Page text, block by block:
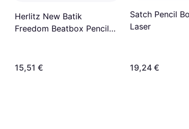
Herlitz New Batik
Freedom Beatbox Pencil
15,51 €
Satch Pencil
Laser
19,24 €